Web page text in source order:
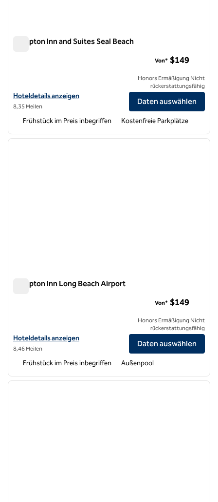
Hampton Inn and Suites Seal Beach
Hoteldetails für Hampton Inn and Suites Seal Beach anzeigen
Hoteldetails anzeigen
8,35 Meilen
Von* $149
Honors Ermäßigung Nicht
rückerstattungsfähig
Daten auswählen
Frühstück im Preis inbegriffen Kostenfreie Parkplätze
1 von 10
Hampton Inn Long Beach Airport
Hoteldetails für Hampton Inn Long Beach Airport anzeigen
Hoteldetails anzeigen
8,46 Meilen
Von* $149
Honors Ermäßigung Nicht
rückerstattungsfähig
Daten auswählen
Frühstück im Preis inbegriffen Außenpool
1 von 12